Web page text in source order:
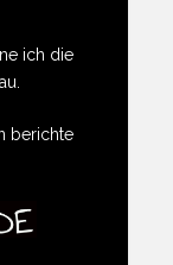
ich die
berichte